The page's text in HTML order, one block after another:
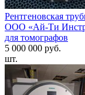
Рентгеновская
ООО «Ай-Ти
для томографов
5 000 000 руб.
шт.